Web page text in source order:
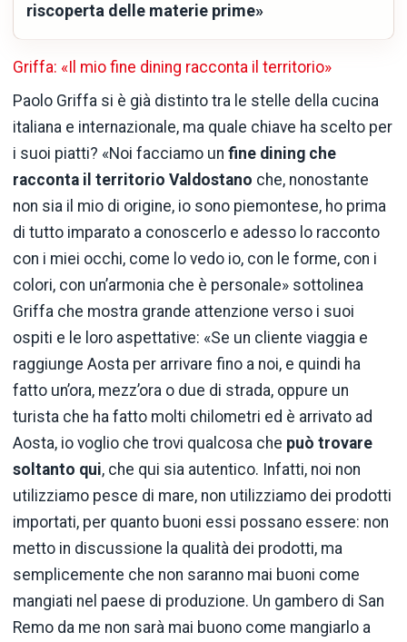
riscoperta delle materie prime»
Griffa: «Il mio fine dining racconta il territorio»
Paolo Griffa si è già distinto tra le stelle della cucina
italiana e internazionale, ma quale chiave ha scelto per
i suoi piatti? «Noi facciamo un fine dining che
racconta il territorio Valdostano che, nonostante
non sia il mio di origine, io sono piemontese, ho prima
di tutto imparato a conoscerlo e adesso lo racconto
con i miei occhi, come lo vedo io, con le forme, con i
colori, con un’armonia che è personale» sottolinea
Griffa che mostra grande attenzione verso i suoi
ospiti e le loro aspettative: «Se un cliente viaggia e
raggiunge Aosta per arrivare fino a noi, e quindi ha
fatto un’ora, mezz’ora o due di strada, oppure un
turista che ha fatto molti chilometri ed è arrivato ad
Aosta, io voglio che trovi qualcosa che può trovare
soltanto qui, che qui sia autentico. Infatti, noi non
utilizziamo pesce di mare, non utilizziamo dei prodotti
importati, per quanto buoni essi possano essere: non
metto in discussione la qualità dei prodotti, ma
semplicemente che non saranno mai buoni come
mangiati nel paese di produzione. Un gambero di San
Remo da me non sarà mai buono come mangiarlo a